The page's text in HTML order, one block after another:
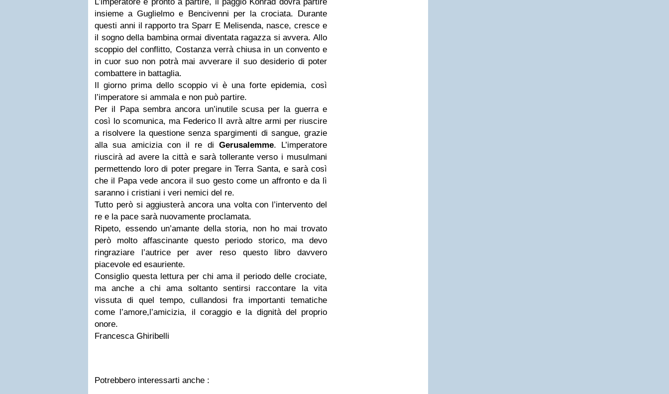
insieme a Guglielmo e Bencivenni per la crociata. Durante
questi anni il rapporto tra Sparr E Melisenda, nasce, cresce e
il sogno della bambina ormai diventata ragazza si avvera. Allo
scoppio del conflitto, Costanza verrà chiusa in un convento e
in cuor suo non potrà mai avverare il suo desiderio di poter
combattere in battaglia.
Il giorno prima dello scoppio vi è una forte epidemia, così
l’imperatore si ammala e non può partire.
Per il Papa sembra ancora un’inutile scusa per la guerra e
così lo scomunica, ma Federico II avrà altre armi per riuscire
a risolvere la questione senza spargimenti di sangue, grazie
alla sua amicizia con il re di Gerusalemme. L’imperatore
riuscirà ad avere la città e sarà tollerante verso i musulmani
permettendo loro di poter pregare in Terra Santa, e sarà così
che il Papa vede ancora il suo gesto come un affronto e da lì
saranno i cristiani i veri nemici del re.
Tutto però si aggiusterà ancora una volta con l’intervento del
re e la pace sarà nuovamente proclamata.
Ripeto, essendo un’amante della storia, non ho mai trovato
però molto affascinante questo periodo storico, ma devo
ringraziare l’autrice per aver reso questo libro davvero
piacevole ed esauriente.
Consiglio questa lettura per chi ama il periodo delle crociate,
ma anche a chi ama soltanto sentirsi raccontare la vita
vissuta di quel tempo, cullandosi fra importanti tematiche
come l’amore,l’amicizia, il coraggio e la dignità del proprio
onore.
Francesca Ghiribelli
Potrebbero interessarti anche :